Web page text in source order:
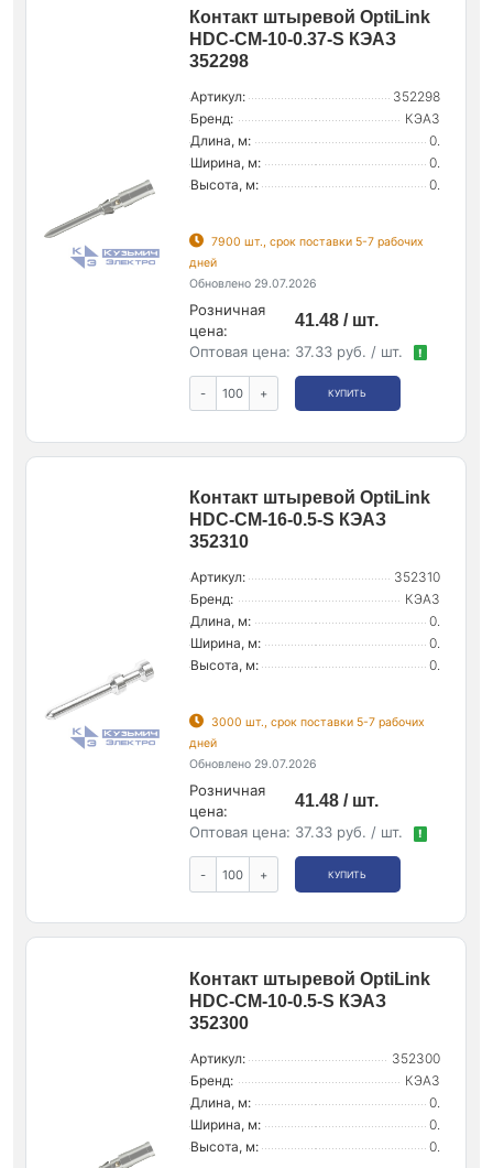
Контакт штыревой OptiLink
HDC-CM-10-0.37-S КЭАЗ
352298
Артикул:
352298
Бренд:
КЭАЗ
Длина, м:
0.
Ширина, м:
0.
Высота, м:
0.
7900 шт., срок поставки 5-7 рабочих
дней
Обновлено 29.07.2026
Розничная
цена:
41.48 / шт.
Оптовая цена: 37.33 руб. / шт. !
- + КУПИТЬ
Контакт штыревой OptiLink
HDC-CM-16-0.5-S КЭАЗ
352310
Артикул:
352310
Бренд:
КЭАЗ
Длина, м:
0.
Ширина, м:
0.
Высота, м:
0.
3000 шт., срок поставки 5-7 рабочих
дней
Обновлено 29.07.2026
Розничная
цена:
41.48 / шт.
Оптовая цена: 37.33 руб. / шт. !
- + КУПИТЬ
Контакт штыревой OptiLink
HDC-CM-10-0.5-S КЭАЗ
352300
Артикул:
352300
Бренд:
КЭАЗ
Длина, м:
0.
Ширина, м:
0.
Высота, м:
0.